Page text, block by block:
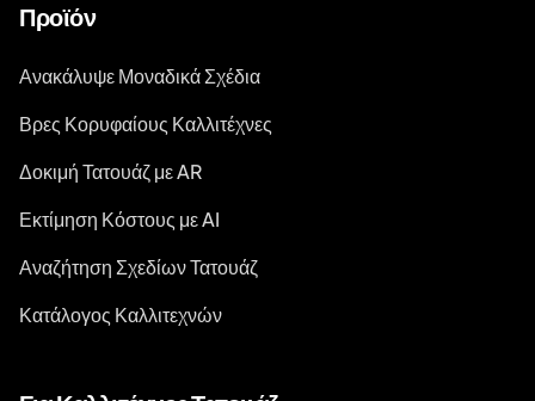
Προϊόν
Ανακάλυψε Μοναδικά Σχέδια
Βρες Κορυφαίους Καλλιτέχνες
Δοκιμή Τατουάζ με AR
Εκτίμηση Κόστους με AI
Αναζήτηση Σχεδίων Τατουάζ
Κατάλογος Καλλιτεχνών